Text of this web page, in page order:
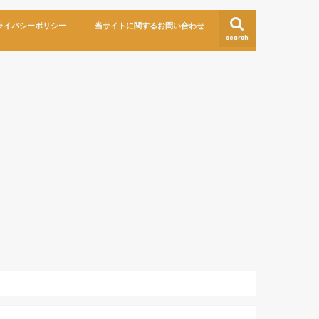
search
イバシーポリシー 当サイトに関するお問い合わせ